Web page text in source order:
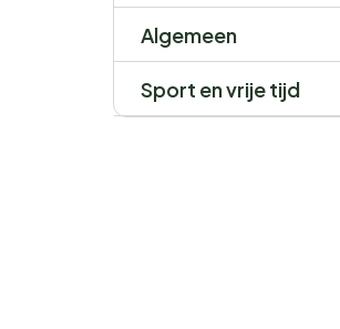
Algemeen
Sport en vrije tijd